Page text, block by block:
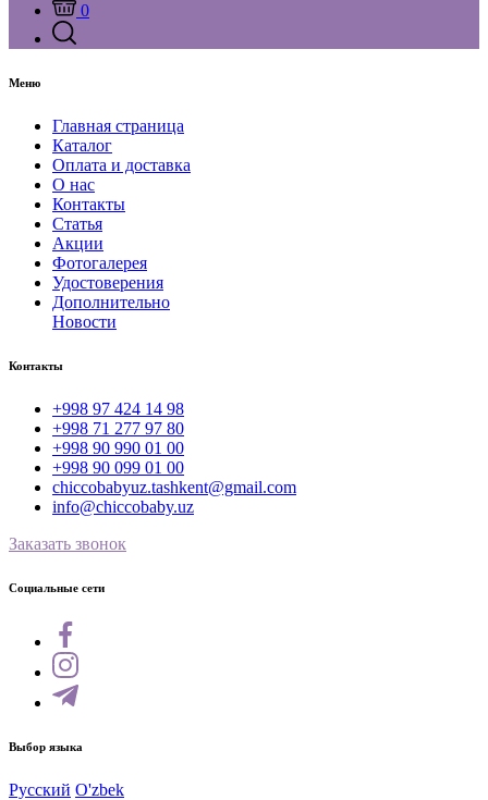
0
Меню
Главная страница
Каталог
Оплата и доставка
О нас
Контакты
Статья
Акции
Фотогалерея
Удостоверения
Дополнительно
Новости
Контакты
+998 97 424 14 98
+998 71 277 97 80
+998 90 990 01 00
+998 90 099 01 00
chiccobabyuz.tashkent@gmail.com
info@chiccobaby.uz
Заказать звонок
Социальные сети
Выбор языка
Русский O'zbek